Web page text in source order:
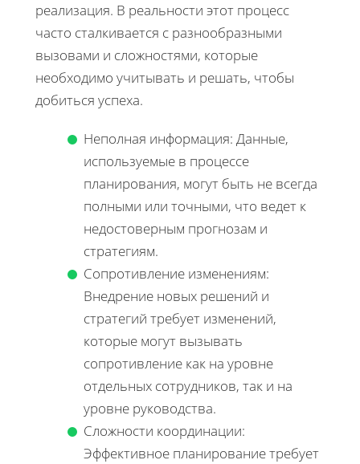
реализация. В реальности этот процесс
часто сталкивается с разнообразными
вызовами и сложностями, которые
необходимо учитывать и решать, чтобы
добиться успеха.
Неполная информация: Данные,
используемые в процессе
планирования, могут быть не всегда
полными или точными, что ведет к
недостоверным прогнозам и
стратегиям.
Сопротивление изменениям:
Внедрение новых решений и
стратегий требует изменений,
которые могут вызывать
сопротивление как на уровне
отдельных сотрудников, так и на
уровне руководства.
Сложности координации:
Эффективное планирование требует